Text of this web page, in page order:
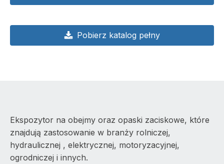
Pobierz katalog pełny
Ekspozytor na obejmy oraz opaski zaciskowe, które
znajdują zastosowanie w branży rolniczej,
hydraulicznej , elektrycznej, motoryzacyjnej,
ogrodniczej i innych.